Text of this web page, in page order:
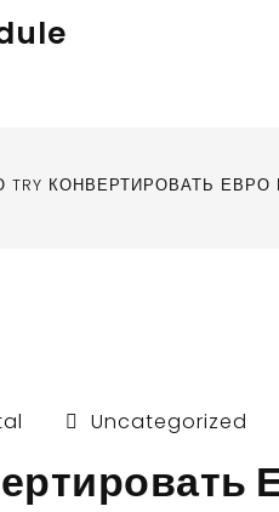
TRY КОНВЕРТИРОВАТЬ
Uncategorized